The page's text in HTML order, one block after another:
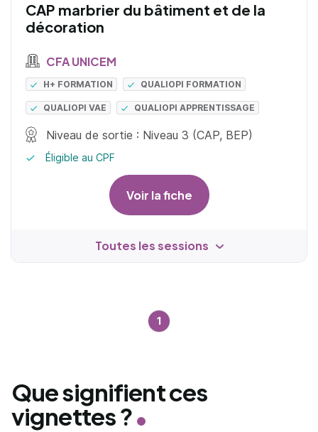
CAP marbrier du bâtiment et de la
décoration
CFA UNICEM
H+ FORMATION QUALIOPI FORMATION
QUALIOPI VAE QUALIOPI APPRENTISSAGE
Niveau de sortie : Niveau 3 (CAP, BEP)
Éligible au CPF
Voir la fiche
Toutes les sessions
1
Que signifient ces
vignettes ?